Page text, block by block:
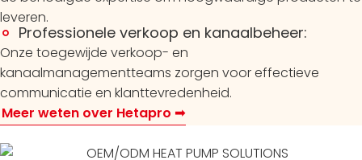
leveren.
Professionele verkoop en kanaalbeheer:
Onze toegewijde verkoop- en
kanaalmanagementteams zorgen voor effectieve
communicatie en klanttevredenheid.
Meer weten over Hetapro ➟